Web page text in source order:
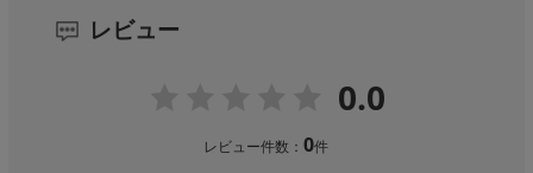
レビュー
0.0
レビュー件数：0件